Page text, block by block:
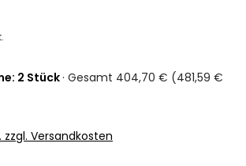
2 Stück · Gesamt 404,70 € (481,59 €
zzgl. Versandkosten